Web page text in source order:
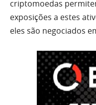
criptomoedas
exposições a estes
eles são negociados